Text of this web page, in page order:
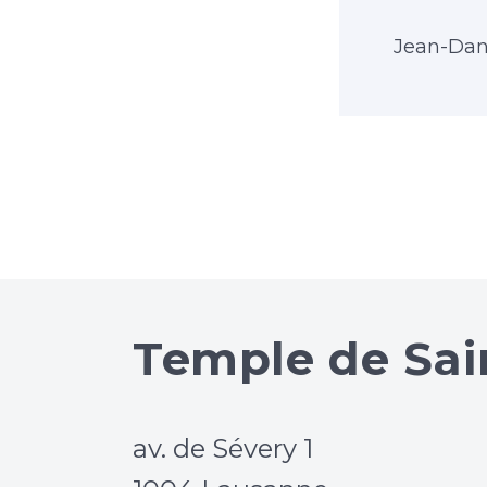
Jean-
Temple de
av. de Sévery 1